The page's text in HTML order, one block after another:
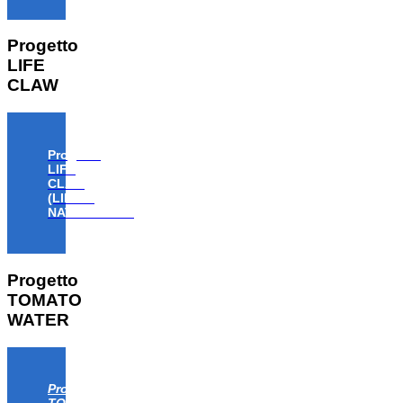
Progetto
LIFE
CLAW
Progetto
LIFE
CLAW
(LIFE18
NAT/IT/000806)
Progetto
TOMATO
WATER
Progetto